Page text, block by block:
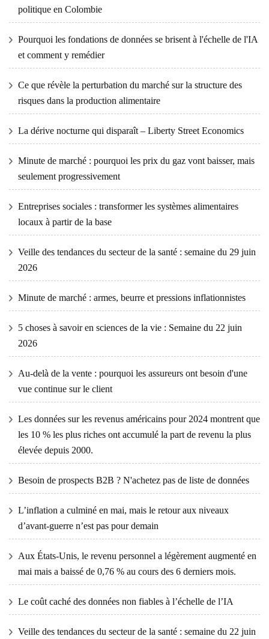
politique en Colombie
Pourquoi les fondations de données se brisent à l'échelle de l'IA
et comment y remédier
Ce que révèle la perturbation du marché sur la structure des
risques dans la production alimentaire
La dérive nocturne qui disparaît – Liberty Street Economics
Minute de marché : pourquoi les prix du gaz vont baisser, mais
seulement progressivement
Entreprises sociales : transformer les systèmes alimentaires
locaux à partir de la base
Veille des tendances du secteur de la santé : semaine du 29 juin
2026
Minute de marché : armes, beurre et pressions inflationnistes
5 choses à savoir en sciences de la vie : Semaine du 22 juin
2026
Au-delà de la vente : pourquoi les assureurs ont besoin d'une
vue continue sur le client
Les données sur les revenus américains pour 2024 montrent que
les 10 % les plus riches ont accumulé la part de revenu la plus
élevée depuis 2000.
Besoin de prospects B2B ? N'achetez pas de liste de données
L’inflation a culminé en mai, mais le retour aux niveaux
d’avant-guerre n’est pas pour demain
Aux États-Unis, le revenu personnel a légèrement augmenté en
mai mais a baissé de 0,76 % au cours des 6 derniers mois.
Le coût caché des données non fiables à l’échelle de l’IA
Veille des tendances du secteur de la santé : semaine du 22 juin